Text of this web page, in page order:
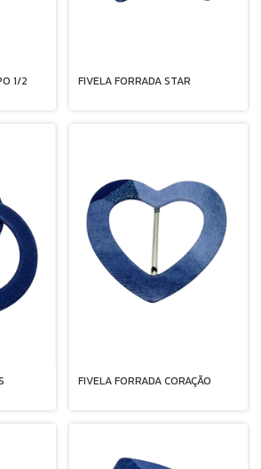
1/2 FIVELA FORRADA STAR
FIVELA FORRADA CORAÇÃO